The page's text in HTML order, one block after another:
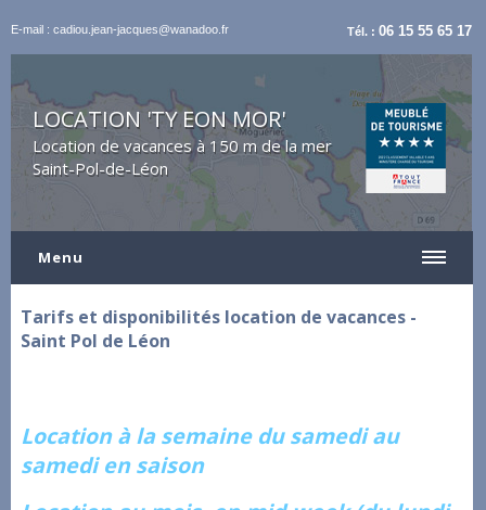
E-mail : cadiou.jean-jacques@wanadoo.fr Tél. :06 15 55 65 17
LOCATION 'TY EON MOR'
Location de vacances à 150 m de la mer
Saint-Pol-de-Léon
Menu
Tarifs et disponibilités location de vacances -
Saint Pol de Léon
Location à la semaine du samedi au
samedi en saison